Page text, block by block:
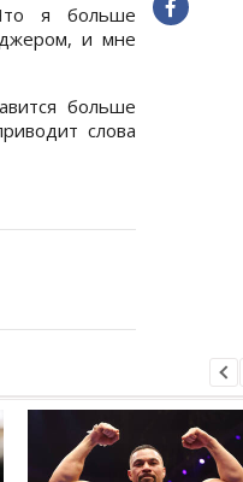
я больше
и мне
больше
слова